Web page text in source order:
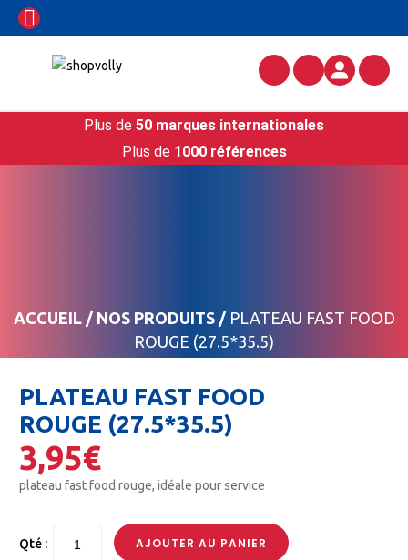
Plus de 50 marques internationales
Plus de 1000 références
ACCUEIL/ NOS PRODUITS/ PLATEAU FAST FOOD
ROUGE (27.5*35.5)
PLATEAU FAST FOOD
ROUGE (27.5*35.5)
3,95€
plateau fast food rouge, idéale pour service
Qté : AJOUTER AU PANIER